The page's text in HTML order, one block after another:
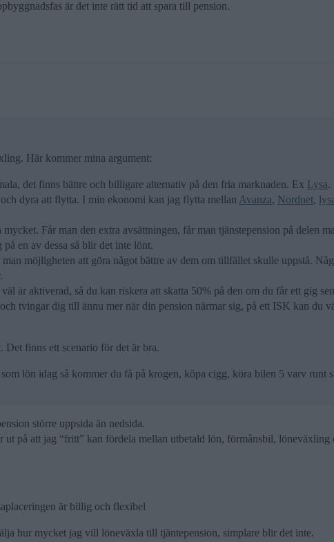
är det inte rätt tid att spara till pension.
Här kommer mina argument:
det finns bättre och billigare alternativ på den fria marknaden. Ex Lysa.
dyra att flytta. I min ekonomi kan jag flytta mellan Avanza, Nordnet,
Får man den extra avsättningen, får man tjänstepension på delen
en av dessa så blir det inte lönt.
möjligheten att göra något bättre av dem om tillfället skulle uppstå.
är aktiverad, så du kan riskera att skatta 50% på den om du får ett gig
tvingar dig till ännu mer när din pension närmar sig, på ett ISK kan du
finns ett scenario för det är bra.
lön idag så kommer du få på krogen, köpa cigg, köra bilen 5 varv runt
större uppsida än nedsida.
på att jag “fritt” kan fördela mellan utbetald lön, förmånsbil, löneväxling
är billig och flexibel
hur mycket jag vill löneväxla till tjäntepension, simplare blir det inte.